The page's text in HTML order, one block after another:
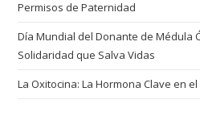
Permisos de Paternidad
Día Mundial del Donante de Médula
Solidaridad que Salva Vidas
La Oxitocina: La Hormona Clave en